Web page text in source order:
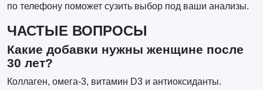
по телефону поможет сузить выбор под ваши анализы.
ЧАСТЫЕ ВОПРОСЫ
Какие добавки нужны женщине после
30 лет?
Коллаген, омега-3, витамин D3 и антиоксиданты.